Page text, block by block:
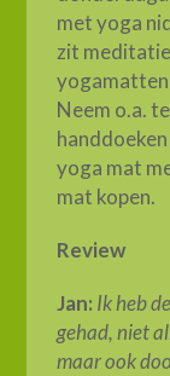
met yoga
zit
yogamatten
Neem o.a.
yoga mat
mat kopen.
Review
Jan: Ik heb
gehad, niet
maar ook